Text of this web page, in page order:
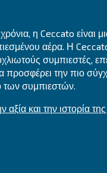
το απόρρητο
μια εικαζόμενη
το Γραφείο
θέματα
σε κάποιο